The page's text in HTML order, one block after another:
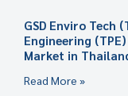
GSD Enviro Tech
Engineering
Market in
Read More »